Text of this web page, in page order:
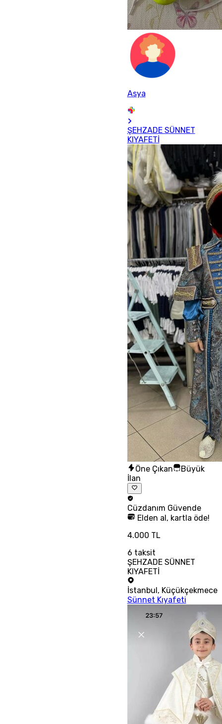
Asya
ŞEHZADE SÜNNET
KIYAFETİ
Öne Çıkan
Büyük
İlan
Cüzdanım Güvende
Elden al, kartla öde!
4.000 TL
6 taksit
ŞEHZADE SÜNNET
KIYAFETİ
İstanbul , Küçükçekmece
Sünnet Kıyafeti